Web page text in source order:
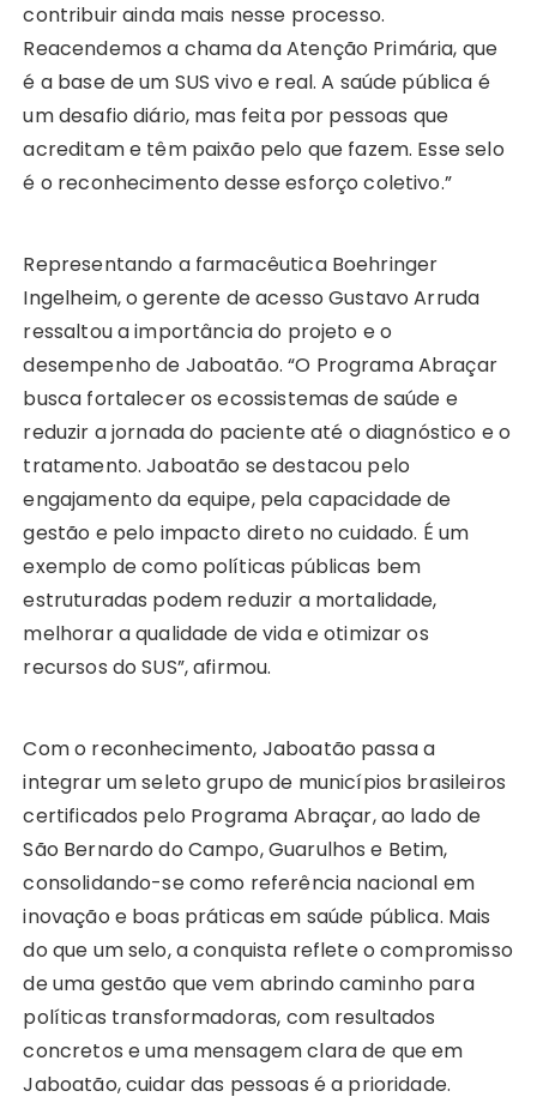
contribuir ainda mais nesse processo.
Reacendemos a chama da Atenção Primária, que
é a base de um SUS vivo e real. A saúde pública é
um desafio diário, mas feita por pessoas que
acreditam e têm paixão pelo que fazem. Esse selo
é o reconhecimento desse esforço coletivo.”
Representando a farmacêutica Boehringer
Ingelheim, o gerente de acesso Gustavo Arruda
ressaltou a importância do projeto e o
desempenho de Jaboatão. “O Programa Abraçar
busca fortalecer os ecossistemas de saúde e
reduzir a jornada do paciente até o diagnóstico e o
tratamento. Jaboatão se destacou pelo
engajamento da equipe, pela capacidade de
gestão e pelo impacto direto no cuidado. É um
exemplo de como políticas públicas bem
estruturadas podem reduzir a mortalidade,
melhorar a qualidade de vida e otimizar os
recursos do SUS”, afirmou.
Com o reconhecimento, Jaboatão passa a
integrar um seleto grupo de municípios brasileiros
certificados pelo Programa Abraçar, ao lado de
São Bernardo do Campo, Guarulhos e Betim,
consolidando-se como referência nacional em
inovação e boas práticas em saúde pública. Mais
do que um selo, a conquista reflete o compromisso
de uma gestão que vem abrindo caminho para
políticas transformadoras, com resultados
concretos e uma mensagem clara de que em
Jaboatão, cuidar das pessoas é a prioridade.